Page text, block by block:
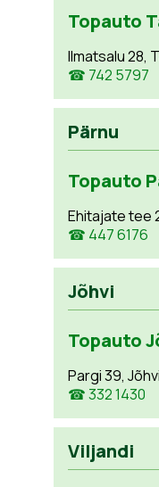
Topauto
Ilmatsalu 28,
☎ 742 5797
Pärnu
Topauto
Ehitajate tee
☎ 447 6176
Jõhvi
Topauto
Pargi 39,
☎ 332 1430
Viljandi